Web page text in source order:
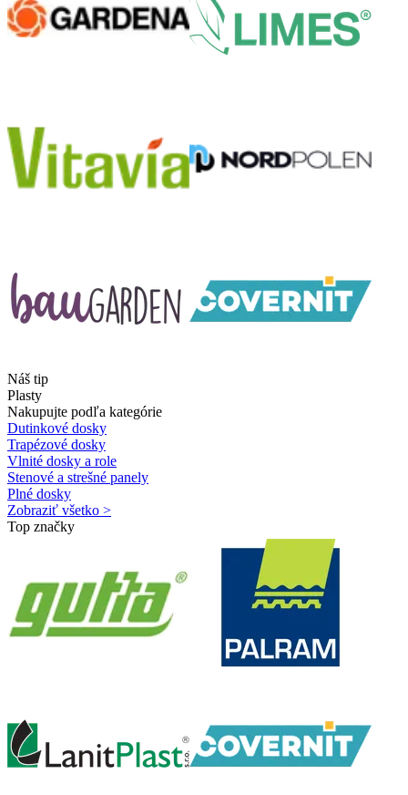
Náš tip
Plasty
Nakupujte podľa kategórie
Dutinkové dosky
Trapézové dosky
Vlnité dosky a role
Stenové a strešné panely
Plné dosky
Zobraziť všetko >
Top značky